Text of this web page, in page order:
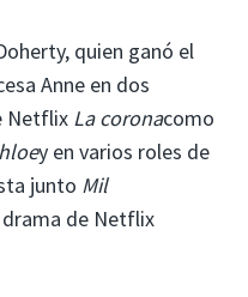
quien ganó el
Anne en dos
Netflix La coronacomo
y en varios roles de
junto Mil
drama de Netflix